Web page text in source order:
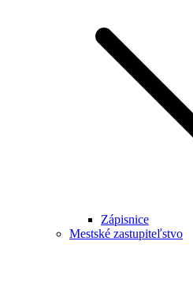
Zápisnice
Mestské zastupiteľstvo